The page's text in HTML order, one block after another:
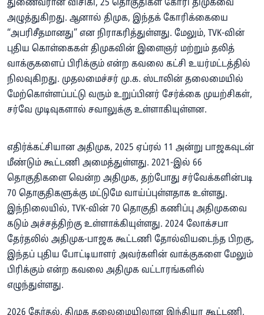
துணைவரான விசிகி, 25 தொகுதிகள் கோரி திமுகவை
அழுத்துகிறது. ஆனால் திமுக, இந்தக் கோரிக்கையை
“அபரிசீதமானது” என நிராகரித்துள்ளது. மேலும், TVK-வின்
புதிய கொள்கைகள் திமுகவின் இளைஞர் மற்றும் தலித்
வாக்குகளைப் பிரிக்கும் என்ற கவலை கட்சி உயர்மட்டத்தில்
நிலவுகிறது. முதலமைச்சர் மு.க. ஸ்டாலின் தலைமையில்
மேற்கொள்ளப்பட்டு வரும் உறுப்பினர் சேர்க்கை முயற்சிகள்,
சர்வே முடிவுகளால் சவாலுக்கு உள்ளாகியுள்ளன.
எதிர்க்கட்சியான அதிமுக, 2025 ஏப்ரல் 11 அன்று பாஜகவுடன்
மீண்டும் கூட்டணி அமைத்துள்ளது. 2021-இல் 66
தொகுதிகளை வென்ற அதிமுக, தற்போது சர்வேக்களின்படி
70 தொகுதிகளுக்கு மட்டுமே வாய்ப்புள்ளதாக உள்ளது.
இந்நிலையில், TVK-வின் 70 தொகுதி கணிப்பு அதிமுகவை
கடும் அச்சத்திற்கு உள்ளாக்கியுள்ளது. 2024 லோக்சபா
தேர்தலில் அதிமுக-பாஜக கூட்டணி தோல்வியடைந்த பிறகு,
இந்தப் புதிய போட்டியாளர் அவர்களின் வாக்குகளை மேலும்
பிரிக்கும் என்ற கவலை அதிமுக வட்டாரங்களில்
எழுந்துள்ளது.